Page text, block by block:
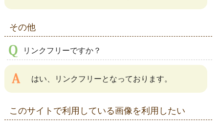
その他
リンクフリーですか？
はい、リンクフリーとなっております。
このサイトで利用している画像を利用したい